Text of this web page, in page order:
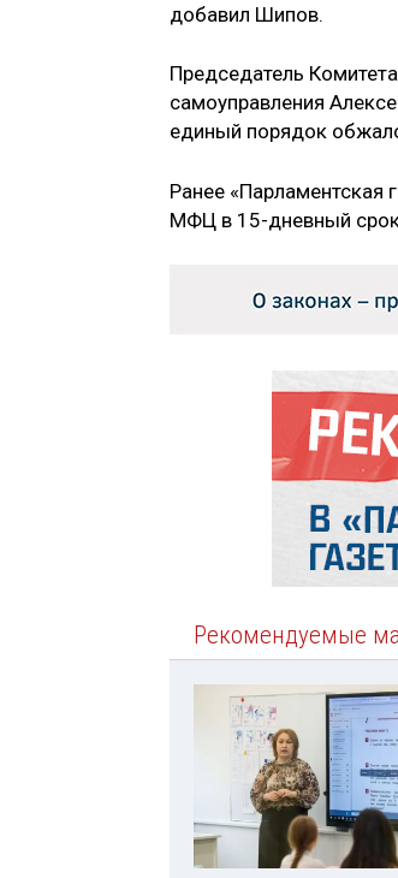
добавил Шипов.
Председатель
самоуправления
единый порядок
Ранее «Парламентская
МФЦ в 15-дневный
Рекомендуемые